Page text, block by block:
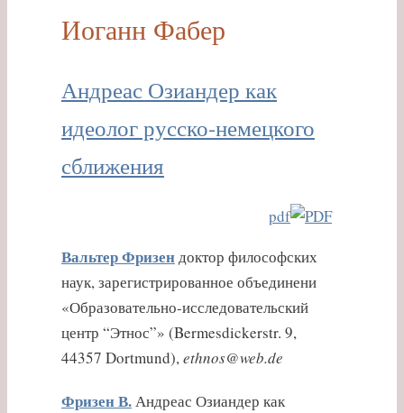
Иоганн Фабер
Андреас Озиандер как
идеолог русско-немецкого
сближения
pdf
Вальтер Фризен доктор философских
наук, зарегистрированное объединени
«Образовательно-исследовательский
центр “Этнос”» (Bermesdickerstr. 9,
44357 Dortmund), ethnos@web.de
Фризен В.Андреас Озиандер как